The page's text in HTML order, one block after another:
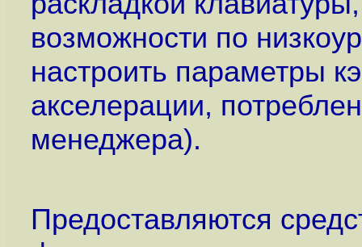
возможности по
настроить параметры
акселерации,
менеджера).
Предоставляются